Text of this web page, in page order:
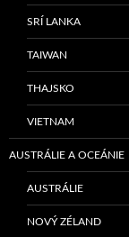
SRÍ LANKA
TAIWAN
THAJSKO
VIETNAM
AUSTRÁLIE A OCEÁNIE
AUSTRÁLIE
NOVÝ ZÉLAND